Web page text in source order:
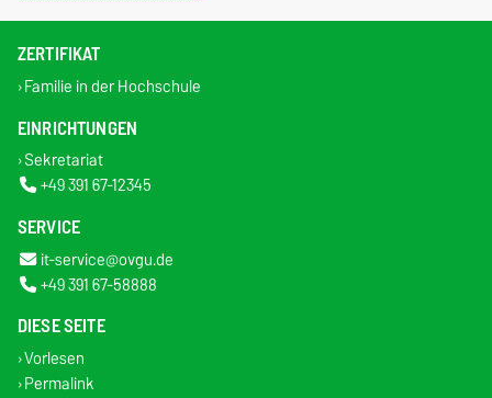
ZERTIFIKAT
Familie in der Hochschule
EINRICHTUNGEN
Sekretariat
+49 391 67-12345
SERVICE
it-service@ovgu.de
+49 391 67-58888
DIESE SEITE
Vorlesen
Permalink